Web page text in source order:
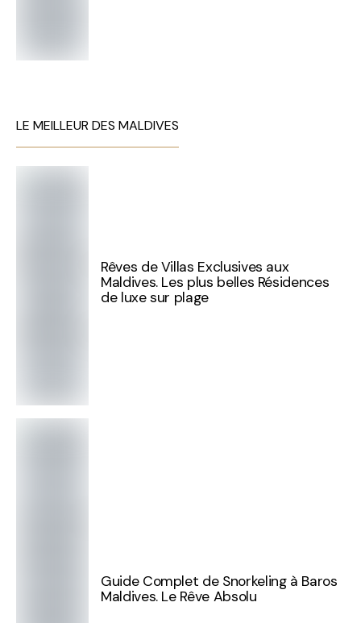
LE MEILLEUR DES MALDIVES
Rêves de Villas Exclusives aux
Maldives. Les plus belles Résidences
de luxe sur plage
Guide Complet de Snorkeling à Baros
Maldives. Le Rêve Absolu